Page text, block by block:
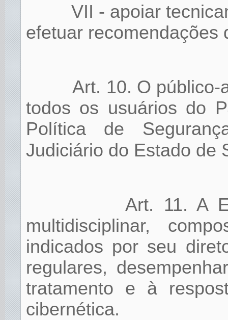
VII - apoiar
efetuar recomendações
Art. 10. O público-
todos os usuários do
Política de
Judiciário do Estado de
Art. 11. A
multidisciplinar,
indicados por seu
regulares,
tratamento e à
cibernética.